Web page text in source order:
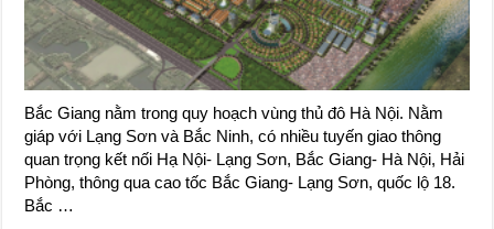
Bắc Giang nằm trong quy hoạch vùng thủ đô Hà Nội. Nằm
giáp với Lạng Sơn và Bắc Ninh, có nhiều tuyến giao thông
quan trọng kết nối Hạ Nội- Lạng Sơn, Bắc Giang- Hà Nội, Hải
Phòng, thông qua cao tốc Bắc Giang- Lạng Sơn, quốc lộ 18.
Bắc …